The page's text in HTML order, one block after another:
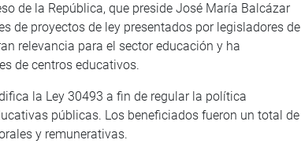
de la República, que preside José María Balcázar
de proyectos de ley presentados por legisladores de
relevancia para el sector educación y ha
de centros educativos.
la Ley 30493 a fin de regular la política
públicas. Los beneficiados fueron un total de
y remunerativas.